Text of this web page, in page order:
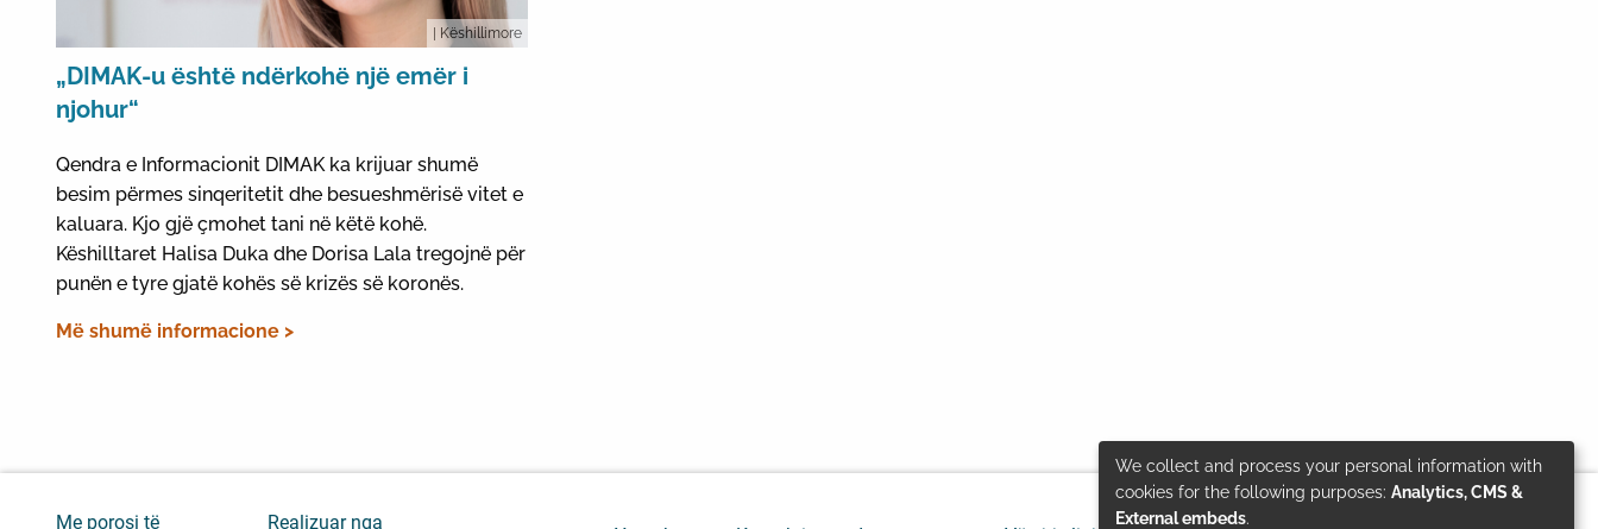
| Këshillimore
„DIMAK-u është ndërkohë një emër i
njohur“
Qendra e Informacionit DIMAK ka krijuar shumë
besim përmes sinqeritetit dhe besueshmërisë vitet e
kaluara. Kjo gjë çmohet tani në këtë kohë.
Këshilltaret Halisa Duka dhe Dorisa Lala tregojnë për
punën e tyre gjatë kohës së krizës së koronës.
Më shumë informacione >
Me porosi të Realizuar nga Use
We collect and process your personal information with
cookies for the following purposes: Analytics, CMS &
External embeds.